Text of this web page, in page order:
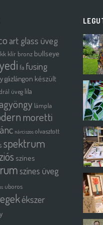
art glass üveg
klír bronz bullseye
fa fusing
gázlángon készült
üveg lila
lámpla
moretti
nárciszos olvasztott
spektrum
színes
színes üveg
uboros
ékszer